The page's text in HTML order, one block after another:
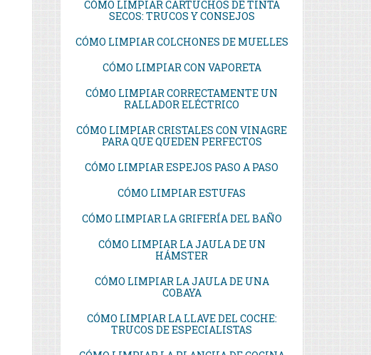
CÓMO LIMPIAR CARTUCHOS DE TINTA
SECOS: TRUCOS Y CONSEJOS
CÓMO LIMPIAR COLCHONES DE MUELLES
CÓMO LIMPIAR CON VAPORETA
CÓMO LIMPIAR CORRECTAMENTE UN
RALLADOR ELÉCTRICO
CÓMO LIMPIAR CRISTALES CON VINAGRE
PARA QUE QUEDEN PERFECTOS
CÓMO LIMPIAR ESPEJOS PASO A PASO
CÓMO LIMPIAR ESTUFAS
CÓMO LIMPIAR LA GRIFERÍA DEL BAÑO
CÓMO LIMPIAR LA JAULA DE UN
HÁMSTER
CÓMO LIMPIAR LA JAULA DE UNA
COBAYA
CÓMO LIMPIAR LA LLAVE DEL COCHE:
TRUCOS DE ESPECIALISTAS